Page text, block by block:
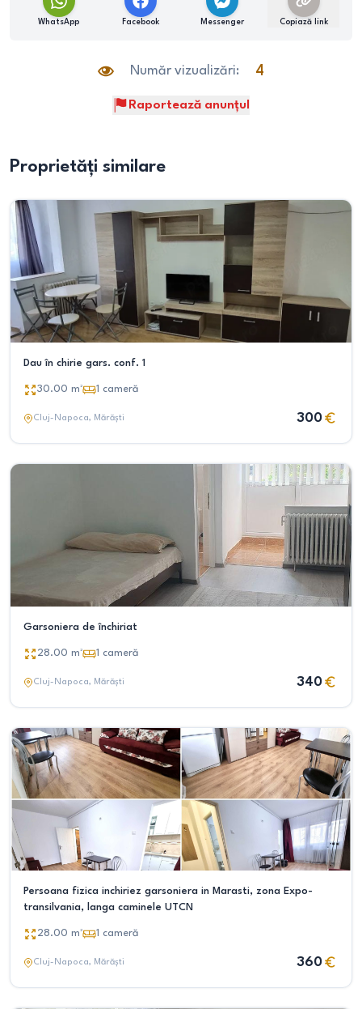
WhatsApp Facebook Messenger Copiază link
Număr vizualizări: 4
Raportează anunțul
Proprietăți similare
Dau în chirie gars. conf. 1
30.00 m² 1 cameră
Cluj-Napoca, Mărăști 300
Garsoniera de închiriat
28.00 m² 1 cameră
Cluj-Napoca, Mărăști 340
Persoana fizica inchiriez garsoniera in Marasti, zona Expo-
transilvania, langa caminele UTCN
28.00 m² 1 cameră
Cluj-Napoca, Mărăști 360